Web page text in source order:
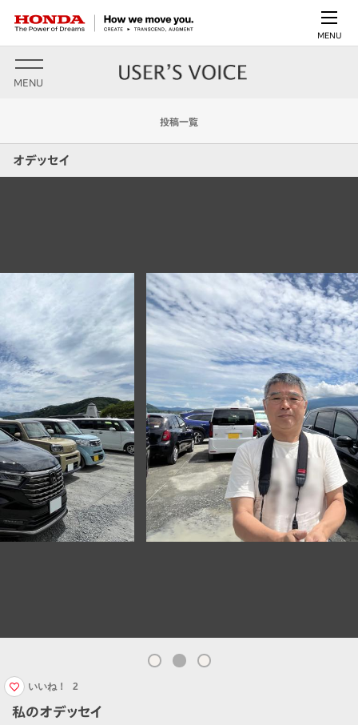
MENU
MENU
投稿一覧
オデッセイ
私のオデッセイ
いいね！ 2